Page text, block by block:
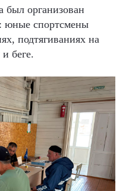
был организован
юные спортсмены
подтягиваниях на
беге.